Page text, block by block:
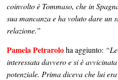
coinvolto è Tommaso, che in
sua mancanza e ha voluto dare un
relazione.”
Pamela Petraroloha aggiunto:
interessata davvero e si è
potenziale. Prima diceva che lui